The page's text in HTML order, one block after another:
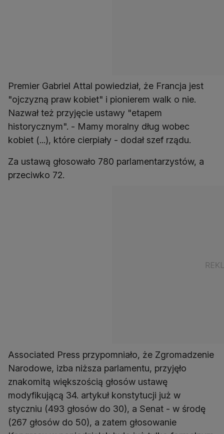
Premier Gabriel Attal powiedział, że Francja jest
"ojczyzną praw kobiet" i pionierem walk o nie.
Nazwał też przyjęcie ustawy "etapem
historycznym". - Mamy moralny dług wobec
kobiet (...), które cierpiały - dodał szef rządu.
Za ustawą głosowało 780 parlamentarzystów, a
przeciwko 72.
Associated Press przypomniało, że Zgromadzenie
Narodowe, izba niższa parlamentu, przyjęło
znakomitą większością głosów ustawę
modyfikującą 34. artykuł konstytucji już w
styczniu (493 głosów do 30), a Senat - w środę
(267 głosów do 50), a zatem głosowanie